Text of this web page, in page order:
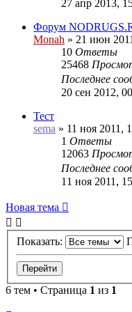
27 апр 2013,
Форум
Monah » 21 июн
10 Ответы
25468
Последнее
20 сен 2012,
Тест
sema » 11 ноя 2011,
1 Ответы
12063
Последнее
11 ноя 2011,
Новая
тема
Новая тема
Показать:
6 тем • Страница 1 из 1